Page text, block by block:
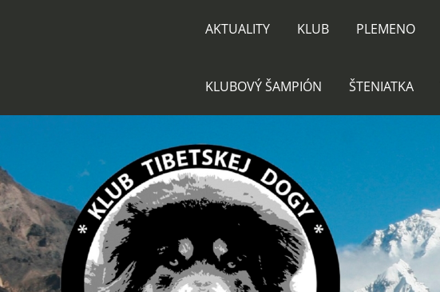
AKTUALITY KLUB PLEMENO
KLUBOVÝ ŠAMPIÓN ŠTENIATKA